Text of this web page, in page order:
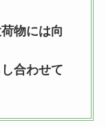
物には向
合わせて